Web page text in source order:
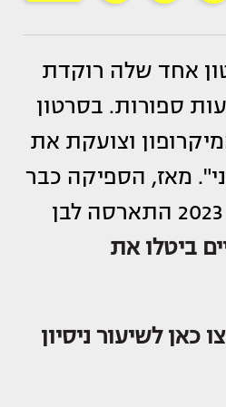
אחד שלה רוקדת
ספורות. בסרטון
וצועקת את
מאז, הספיקה כבר
ובחודש נובמבר 2023 התארסה לבן
ביטלו את
כאן לשיעור ניסיון